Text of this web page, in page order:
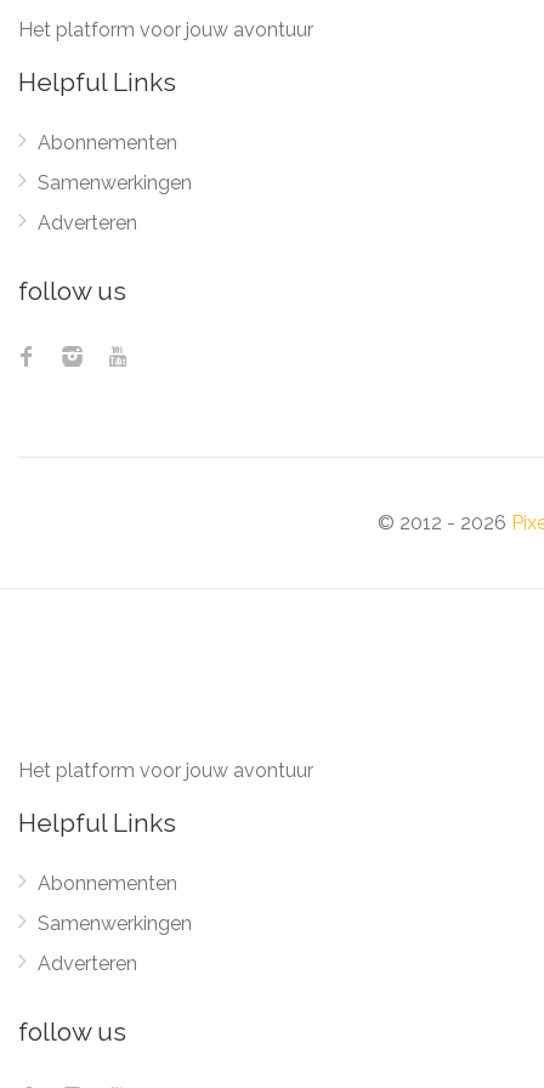
Het platform voor jouw avontuur
Helpful Links
Abonnementen
Samenwerkingen
Adverteren
follow us
© 2012 - 2026
Het platform voor jouw avontuur
Helpful Links
Abonnementen
Samenwerkingen
Adverteren
follow us